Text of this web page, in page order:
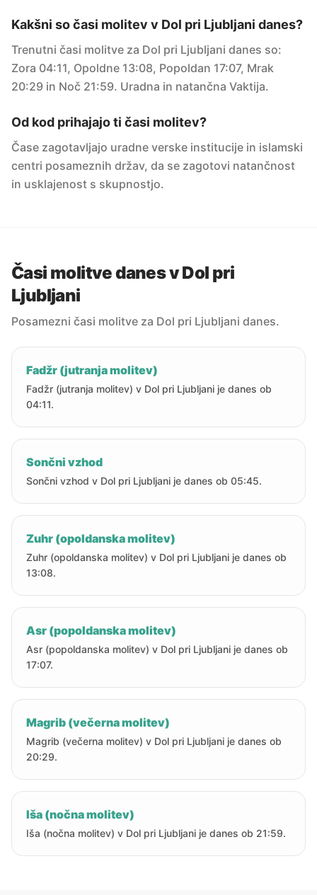
Kakšni so časi molitev v Dol pri Ljubljani danes?
Trenutni časi molitve za Dol pri Ljubljani danes so:
Zora 04:11, Opoldne 13:08, Popoldan 17:07, Mrak
20:29 in Noč 21:59. Uradna in natančna Vaktija.
Od kod prihajajo ti časi molitev?
Čase zagotavljajo uradne verske institucije in islamski
centri posameznih držav, da se zagotovi natančnost
in usklajenost s skupnostjo.
Časi molitve danes v Dol pri
Ljubljani
Posamezni časi molitve za Dol pri Ljubljani danes.
Fadžr (jutranja molitev)
Fadžr (jutranja molitev) v Dol pri Ljubljani je danes ob
04:11.
Sončni vzhod
Sončni vzhod v Dol pri Ljubljani je danes ob 05:45.
Zuhr (opoldanska molitev)
Zuhr (opoldanska molitev) v Dol pri Ljubljani je danes ob
13:08.
Asr (popoldanska molitev)
Asr (popoldanska molitev) v Dol pri Ljubljani je danes ob
17:07.
Magrib (večerna molitev)
Magrib (večerna molitev) v Dol pri Ljubljani je danes ob
20:29.
Iša (nočna molitev)
Iša (nočna molitev) v Dol pri Ljubljani je danes ob 21:59.